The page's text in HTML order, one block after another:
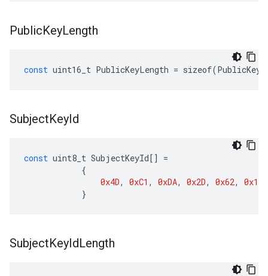
PublicKeyLength
const uint16_t PublicKeyLength = sizeof(PublicKey
SubjectKeyId
const uint8_t SubjectKeyId[]
=
{
0x4D, 0xC1 , 0xDA, 0x2D, 0x62, 0x19
}
SubjectKeyIdLength